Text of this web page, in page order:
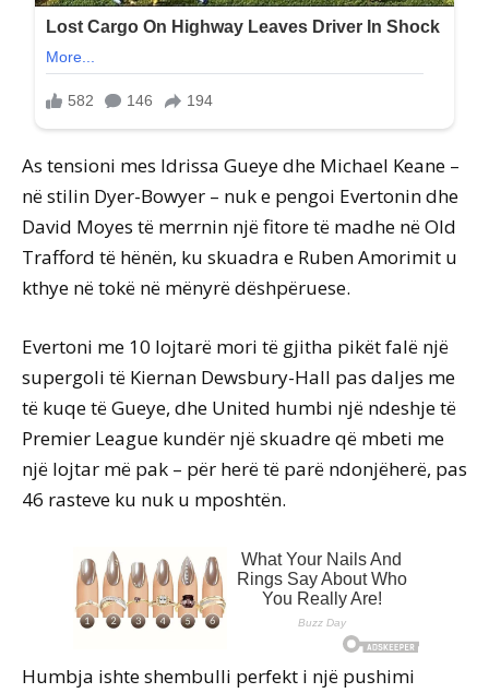
As tensioni mes Idrissa Gueye dhe Michael Keane –
në stilin Dyer-Bowyer – nuk e pengoi Evertonin dhe
David Moyes të merrnin një fitore të madhe në Old
Trafford të hënën, ku skuadra e Ruben Amorimit u
kthye në tokë në mënyrë dëshpëruese.
Evertoni me 10 lojtarë mori të gjitha pikët falë një
supergoli të Kiernan Dewsbury-Hall pas daljes me
të kuqe të Gueye, dhe United humbi një ndeshje të
Premier League kundër një skuadre që mbeti me
një lojtar më pak – për herë të parë ndonjëherë, pas
46 rasteve ku nuk u mposhtën.
Humbja ishte shembulli perfekt i një pushimi